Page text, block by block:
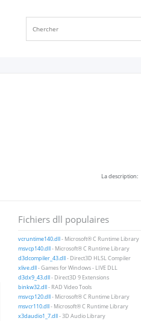
La description:
Fichiers dll populaires
vcruntime140.dll- Microsoft® C Runtime Library
msvcp140.dll- Microsoft® C Runtime Library
d3dcompiler_43.dll- Direct3D HLSL Compiler
xlive.dll- Games for Windows - LIVE DLL
d3dx9_43.dll- Direct3D 9 Extensions
binkw32.dll- RAD Video Tools
msvcp120.dll- Microsoft® C Runtime Library
msvcr110.dll- Microsoft® C Runtime Library
x3daudio1_7.dll- 3D Audio Library